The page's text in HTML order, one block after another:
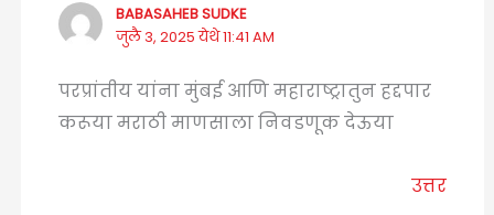
BABASAHEB SUDKE
जुलै 3, 2025 येथे 11:41 AM
परप्रांतीय यांना मुंबई आणि महाराष्ट्रातुन हद्दपार
करूया मराठी माणसाला निवडणूक देऊया
उत्तर